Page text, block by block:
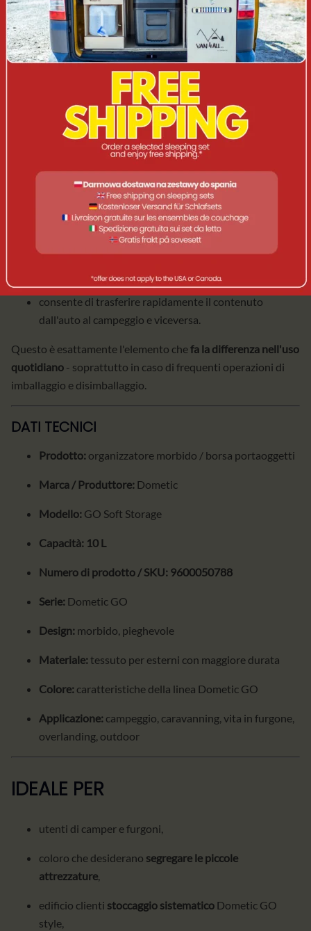
Design coeso della serie GO- Estetica abbinata agli
altri accessori Dometic.
COSA C'È DI VERAMENTE
INTERESSANTE? (VALORE
AGGIUNTO)
Il Soft Storage ha un ruolo
precisione
mette in ordine i piccoli oggetti che di solito si
„perdono” nelle borse grandi,
funziona bene con il20L, creandosistema di stoccaggio
consente di trasferire rapidamente il contenuto
dall'auto al campeggio e viceversa.
Questo è esattamente l'elemento chefa la differenza nell'uso
quotidiano - soprattutto in caso di frequenti operazioni di
imballaggio e disimballaggio.
DATI TECNICI
Prodotto: organizzatore morbido / borsa portaoggetti
Marca / Produttore: Dometic
Modello: GO Soft Storage
Capacità: 10 L
Numero di prodotto / SKU: 9600050788
Serie: Dometic GO
Design: morbido, pieghevole
Materiale:tessuto per esterni con maggiore durata
Colore: caratteristiche della linea Dometic GO
Applicazione: campeggio, caravanning, vita in furgone,
overlanding, outdoor
IDEALE PER
utenti di camper e furgoni,
coloro che desiderano segregare le piccole
attrezzature,
edificio clienti stoccaggio sistematico Dometic GO
style,